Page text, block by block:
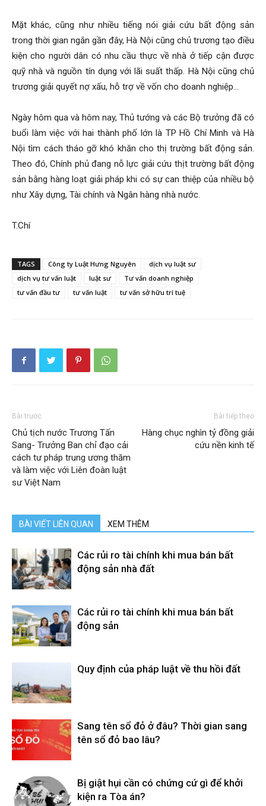
Mặt khác, cũng như nhiều tiếng nói giải cứu bất động sản
trong thời gian ngắn gần đây, Hà Nội cũng chủ trương tạo điều
kiện cho người dân có nhu cầu thực về nhà ở tiếp cận được
quỹ nhà và nguồn tín dụng với lãi suất thấp. Hà Nội cũng chủ
trương giải quyết nợ xấu, hỗ trợ về vốn cho doanh nghiệp…
Ngày hôm qua và hôm nay, Thủ tướng và các Bộ trưởng đã có
buổi làm việc với hai thành phố lớn là TP Hồ Chí Minh và Hà
Nội tìm cách tháo gỡ khó khăn cho thị trường bất động sản.
Theo đó, Chính phủ đang nỗ lực giải cứu thịt trường bất động
sản bằng hàng loạt giải pháp khi có sự can thiệp của nhiều bộ
như Xây dựng, Tài chính và Ngân hàng nhà nước.
T.Chí
TAGS Công ty Luật Hưng Nguyên
dịch vụ luật sư
dịch vụ tư vấn luật
luật sư
Tư vấn doanh nghiệp
tư vấn đầu tư
tư vấn luật tư vấn sở hữu trí tuệ
Bài trước
Chủ tịch nước Trương Tấn
Sang- Trưởng Ban chỉ đạo cải
cách tư pháp trung ương thăm
và làm việc với Liên đoàn luật
sư Việt Nam
Bài tiếp theo
Hàng chục nghìn tỷ đồng giải
cứu nền kinh tế
BÀI VIẾT LIÊN QUAN XEM THÊM
Các rủi ro tài chính khi mua bán bất
động sản nhà đất
Các rủi ro tài chính khi mua bán bất
động sản
Quy định của pháp luật về thu hồi đất
Sang tên sổ đỏ ở đâu? Thời gian sang
tên sổ đỏ bao lâu?
Bị giật hụi cần có chứng cứ gì để khởi
kiện ra Tòa án?